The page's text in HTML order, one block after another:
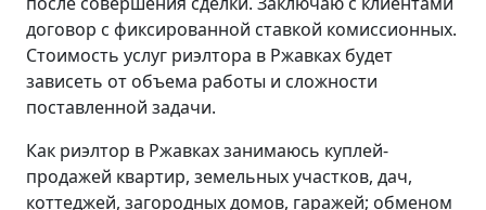
договор с фиксированной ставкой комиссионных.
Стоимость услуг риэлтора в Ржавках будет
зависеть от объема работы и сложности
поставленной задачи.
Как риэлтор в Ржавках занимаюсь куплей-
продажей квартир, земельных участков, дач,
коттеджей, загородных домов, гаражей; обменом